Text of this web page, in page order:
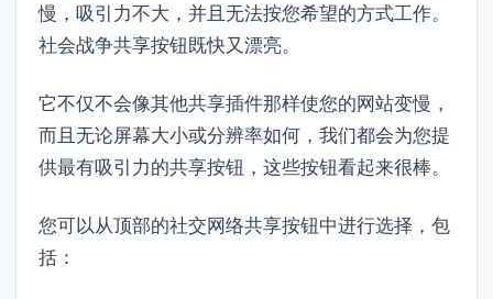
慢，吸引力不大，并且无法按您希望的方式工作。
社会战争共享按钮既快又漂亮。
它不仅不会像其他共享插件那样使您的网站变慢，
而且无论屏幕大小或分辨率如何，我们都会为您提
供最有吸引力的共享按钮，这些按钮看起来很棒。
您可以从顶部的社交网络共享按钮中进行选择，包
括：